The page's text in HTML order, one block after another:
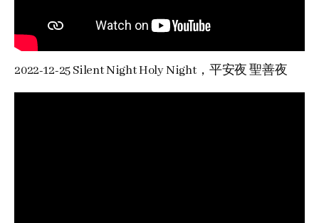
2022-12-25 Silent Night Holy Night，平安夜 聖善夜